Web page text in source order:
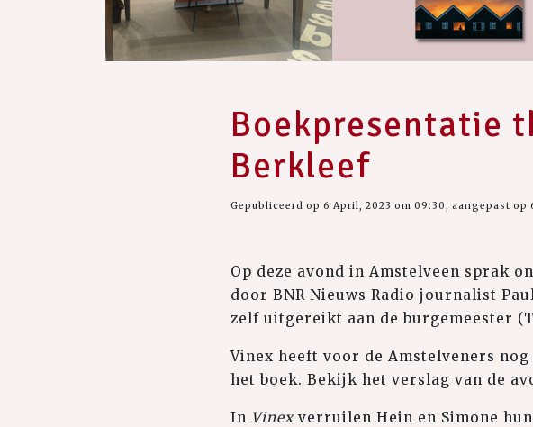
Boekpresentatie
Berkleef
Gepubliceerd op 6 April, 2023 om 09:30, aangepast op
Op deze avond in Amstelveen sprak
door BNR Nieuws Radio journalist
zelf uitgereikt aan de burgemeester
Vinex heeft voor de Amstelveners
het boek. Bekijk het verslag van de
In Vinex verruilen Hein en Simone